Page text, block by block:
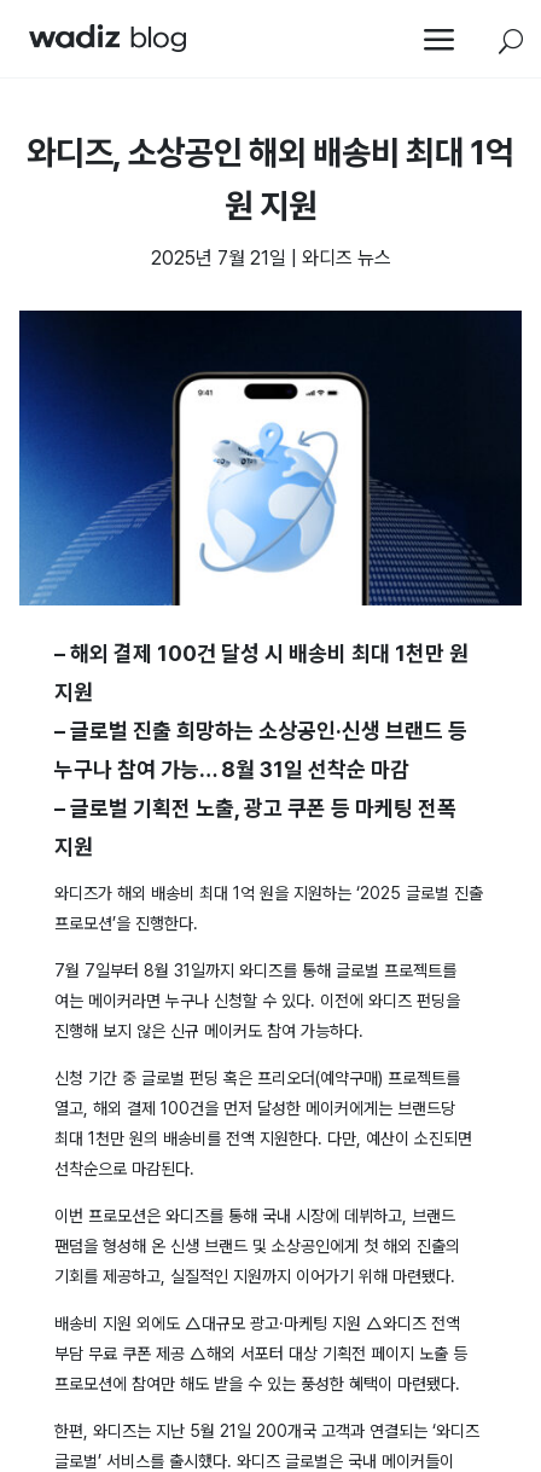
a U
와디즈, 소상공인 해외 배송비 최대 1억
원 지원
2025년 7월 21일 와디즈 뉴스
– 해외 결제 100건 달성 시 배송비 최대 1천만 원
지원
– 글로벌 진출 희망하는 소상공인·신생 브랜드 등
누구나 참여 가능… 8월 31일 선착순 마감
– 글로벌 기획전 노출, 광고 쿠폰 등 마케팅 전폭
지원
와디즈가 해외 배송비 최대 1억 원을 지원하는 ‘2025 글로벌 진출
프로모션’을 진행한다.
7월 7일부터 8월 31일까지 와디즈를 통해 글로벌 프로젝트를
여는 메이커라면 누구나 신청할 수 있다. 이전에 와디즈 펀딩을
진행해 보지 않은 신규 메이커도 참여 가능하다.
신청 기간 중 글로벌 펀딩 혹은 프리오더(예약구매) 프로젝트를
열고, 해외 결제 100건을 먼저 달성한 메이커에게는 브랜드당
최대 1천만 원의 배송비를 전액 지원한다. 다만, 예산이 소진되면
선착순으로 마감된다.
이번 프로모션은 와디즈를 통해 국내 시장에 데뷔하고, 브랜드
팬덤을 형성해 온 신생 브랜드 및 소상공인에게 첫 해외 진출의
기회를 제공하고, 실질적인 지원까지 이어가기 위해 마련됐다.
배송비 지원 외에도 △대규모 광고·마케팅 지원 △와디즈 전액
부담 무료 쿠폰 제공 △해외 서포터 대상 기획전 페이지 노출 등
프로모션에 참여만 해도 받을 수 있는 풍성한 혜택이 마련됐다.
한편, 와디즈는 지난 5월 21일 200개국 고객과 연결되는 ‘와디즈
글로벌’ 서비스를 출시했다. 와디즈 글로벌은 국내 메이커들이